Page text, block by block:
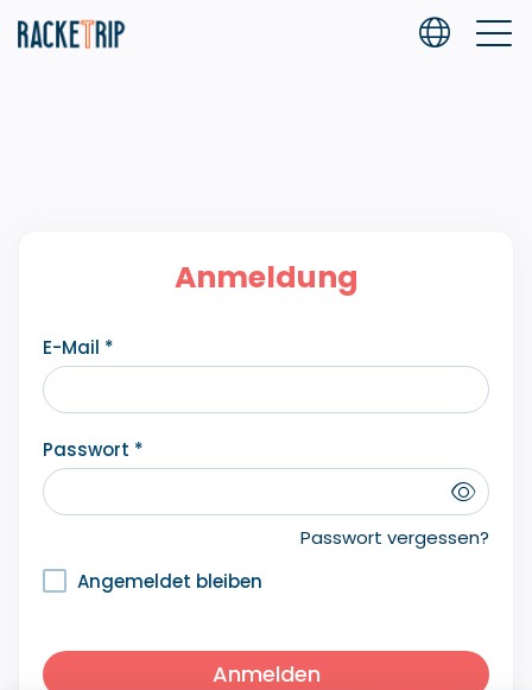
Anmeldung
E-Mail *
Passwort *
Passwort vergessen?
Angemeldet bleiben
Anmelden